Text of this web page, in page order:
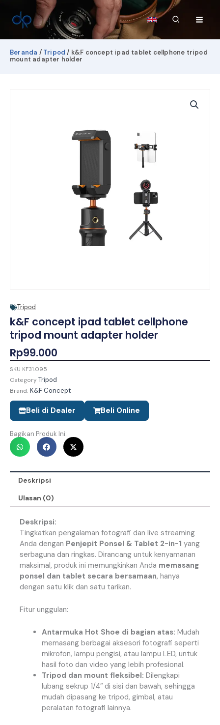
konten
Cari
Beranda / Tripod / k&F concept ipad tablet cellphone tripod
mount adapter holder
Tripod
k&F concept ipad tablet cellphone
tripod mount adapter holder
Rp99.000
SKU KF31.095
Category Tripod
Brand: K&F Concept
Beli di Dealer Beli Online
Bagikan Produk Ini:
Deskripsi
Ulasan (0)
Deskripsi:
Tingkatkan pengalaman fotografi dan live streaming
Anda dengan Penjepit Ponsel & Tablet 2-in-1 yang
serbaguna dan ringkas. Dirancang untuk kenyamanan
maksimal, produk ini memungkinkan Anda memasang
ponsel dan tablet secara bersamaan, hanya
dengan satu klik dan satu tarikan.
Fitur unggulan:
Antarmuka Hot Shoe di bagian atas: Mudah
memasang berbagai aksesori fotografi seperti
mikrofon, lampu pengisi, atau lampu LED, untuk
hasil foto dan video yang lebih profesional.
Tripod dan mount fleksibel: Dilengkapi
lubang sekrup 1/4″ di sisi dan bawah, sehingga
mudah dipasang ke tripod, gimbal, atau
peralatan fotografi lainnya.